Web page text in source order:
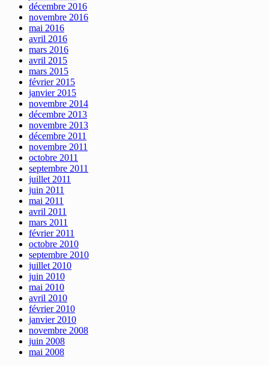
décembre 2016
novembre 2016
mai 2016
avril 2016
mars 2016
avril 2015
mars 2015
février 2015
janvier 2015
novembre 2014
décembre 2013
novembre 2013
décembre 2011
novembre 2011
octobre 2011
septembre 2011
juillet 2011
juin 2011
mai 2011
avril 2011
mars 2011
février 2011
octobre 2010
septembre 2010
juillet 2010
juin 2010
mai 2010
avril 2010
février 2010
janvier 2010
novembre 2008
juin 2008
mai 2008